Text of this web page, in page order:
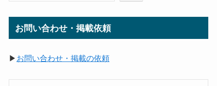
お問い合わせ・掲載依頼
▶お問い合わせ・掲載の依頼